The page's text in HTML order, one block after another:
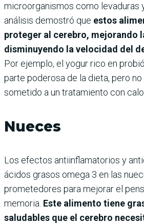
microorganismos como levaduras
análisis demostró que estos
proteger al cerebro, mejorando
disminuyendo la velocidad del
Por ejemplo, el yogur rico en
parte poderosa de la dieta, pero no
sometido a un tratamiento con
Nueces
Los efectos antiinflamatorios y
ácidos grasos omega 3 en las
prometedores para mejorar el
memoria. Este alimento tiene
saludables que el cerebro